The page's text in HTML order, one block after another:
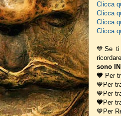
Clicca
Clicca
Clicca
Clicca
💙Se ti
sono
💙 Per
💙Per
💙Per
💙 Per
💙Per